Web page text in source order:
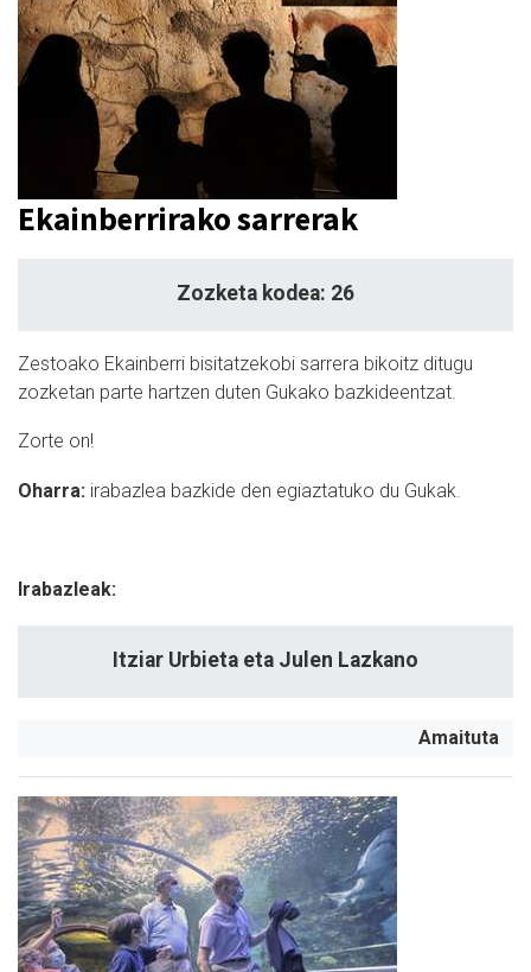
Ekainberrirako sarrerak
Zozketa kodea: 26
Zestoako Ekainberri bisitatzekobi sarrera bikoitz ditugu
zozketan parte hartzen duten Gukako bazkideentzat.
Zorte on!
Oharra: irabazlea bazkide den egiaztatuko du Gukak.
Irabazleak:
Itziar Urbieta eta Julen Lazkano
Amaituta